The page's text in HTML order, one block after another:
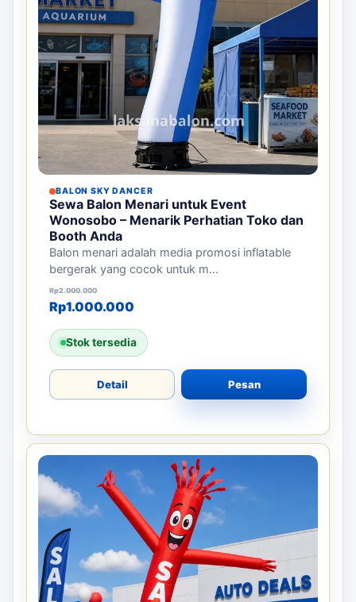
BALON SKY DANCER
Sewa Balon Menari untuk Event
Wonosobo – Menarik Perhatian Toko dan
Booth Anda
Balon menari adalah media promosi inflatable
bergerak yang cocok untuk m...
Rp2.000.000
Harga aslinya adalah: Rp2.000.000.
Rp1.000.000
Harga saat ini adalah: Rp1.000.000.
Stok tersedia
Detail Pesan